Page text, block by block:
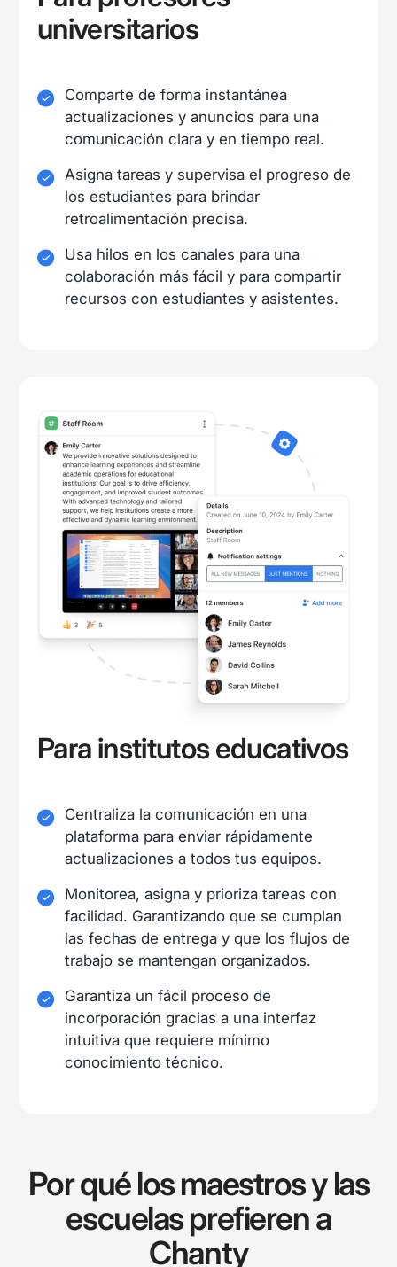
universitarios
Comparte de forma instantánea
actualizaciones y anuncios para una
comunicación clara y en tiempo real.
Asigna tareas y supervisa el progreso de
los estudiantes para brindar
retroalimentación precisa.
Usa hilos en los canales para una
colaboración más fácil y para compartir
recursos con estudiantes y asistentes.
Para institutos educativos
Centraliza la comunicación en una
plataforma para enviar rápidamente
actualizaciones a todos tus equipos.
Monitorea, asigna y prioriza tareas con
facilidad. Garantizando que se cumplan
las fechas de entrega y que los flujos de
trabajo se mantengan organizados.
Garantiza un fácil proceso de
incorporación gracias a una interfaz
intuitiva que requiere mínimo
conocimiento técnico.
Por qué los maestros y las
escuelas prefieren a
Chanty